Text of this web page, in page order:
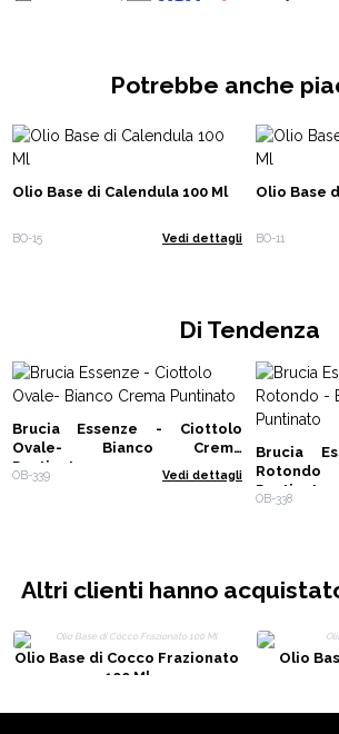
Potrebbe anche
Olio Base di Calendula 100 Ml
BO-15 Vedi dettagli
Olio Base
BO-11
Di Tendenza
Brucia Essenze - Ciottolo
Ovale- Bianco Crema
Puntinato
OB-339 Vedi dettagli
Brucia
Puntinato
OB-338
Altri clienti hanno
Olio Base di Cocco Frazionato
100 Ml
Olio